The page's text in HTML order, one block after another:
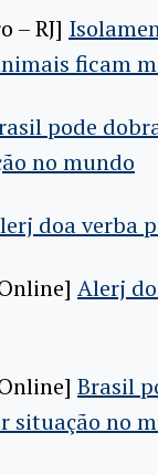
– RJ]
ficam
pode
no mundo
doa verba
Alerj
Brasil
situação no